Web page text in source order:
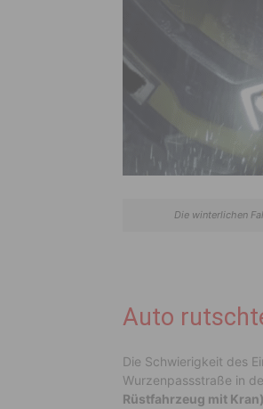
Die winterlichen
Auto
Die Schwierigkeit des
Wurzenpassstraße in
Rüstfahrzeug mit Kran)